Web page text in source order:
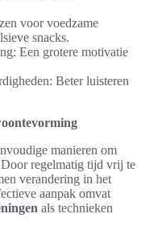
voor voedzame
snacks.
Een grotere motivatie
Beter luisteren
manieren om
regelmatig tijd vrij te
verandering in het
aanpak omvat
als technieken